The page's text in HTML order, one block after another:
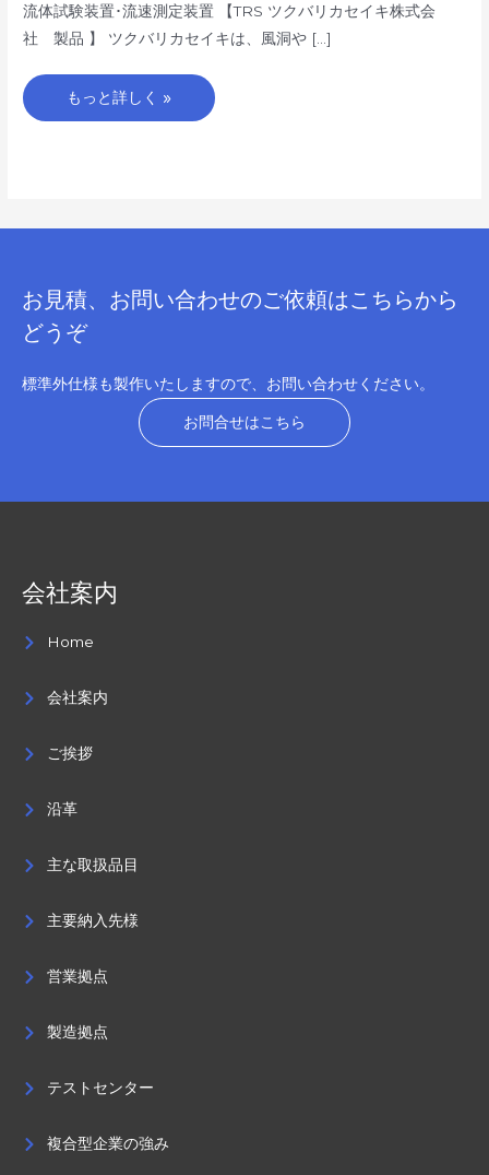
流体試験装置･流速測定装置 【TRS ツクバリカセイキ株式会
社 製品 】 ツクバリカセイキは、風洞や […]
もっと詳しく »
お見積、お問い合わせのご依頼はこちらから
どうぞ
標準外仕様も製作いたしますので、お問い合わせください。
お問合せはこちら
会社案内
Home
会社案内
ご挨拶
沿革
主な取扱品目
主要納入先様
営業拠点
製造拠点
テストセンター
複合型企業の強み